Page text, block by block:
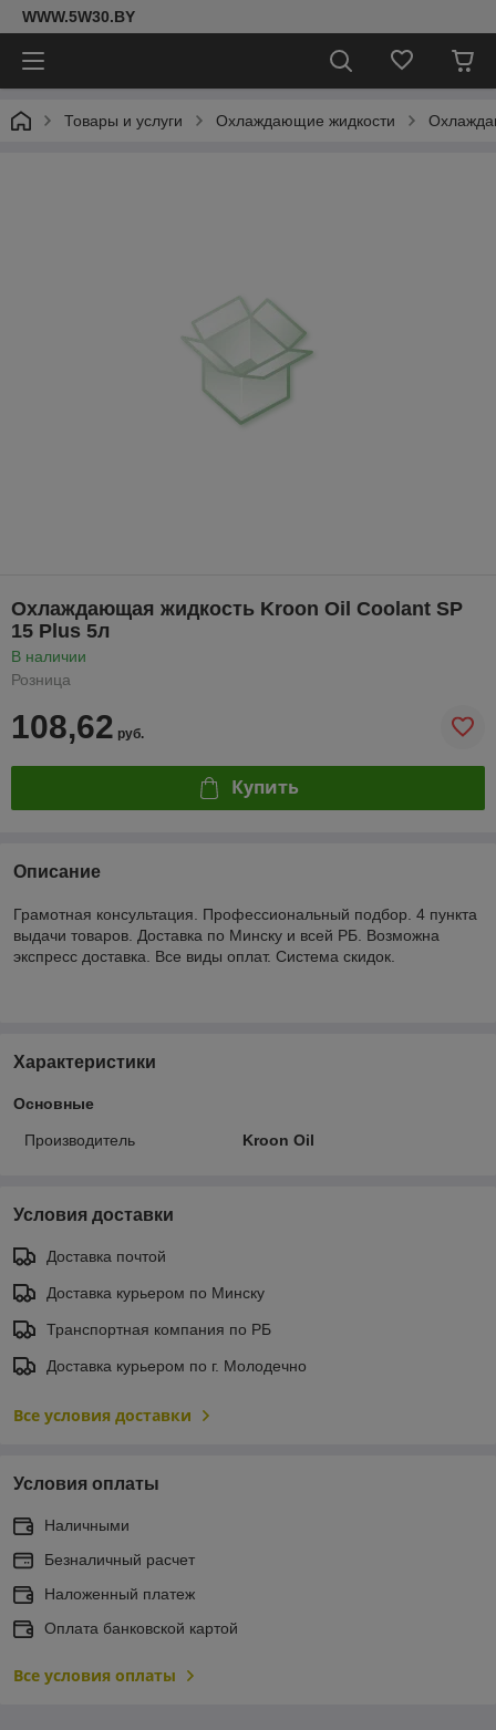
WWW.5W30.BY
Товары и услуги Охлаждающие жидкости
Охлаждающая жидкость Kroon Oil Coolant SP
15 Plus 5л
В наличии
Розница
108,62 руб.
Купить
Описание
Грамотная консультация. Профессиональный подбор. 4 пункта
выдачи товаров. Доставка по Минску и всей РБ. Возможна
экспресс доставка. Все виды оплат. Система скидок.
Характеристики
Основные
Производитель Kroon Oil
Условия доставки
Доставка почтой
Доставка курьером по Минску
Транспортная компания по РБ
Доставка курьером по г. Молодечно
Все условия доставки
Условия оплаты
Наличными
Безналичный расчет
Наложенный платеж
Оплата банковской картой
Все условия оплаты